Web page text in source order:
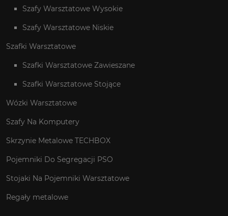
Szafy Warsztatowe Wysokie
Szafy Warsztatowe Niskie
Szafki Warsztatowe
Szafki Warsztatowe Zawieszane
Szafki Warsztatowe Stojące
Wózki Warsztatowe
Szafy Na Komputery
Skrzynie Metalowe TECHBOX
Pojemniki Do Segregacji PSO
Stojaki Na Pojemniki Warsztatowe
Regały metalowe